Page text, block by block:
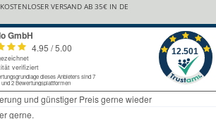
KOSTENLOSER VERSAND AB 35€ IN DE